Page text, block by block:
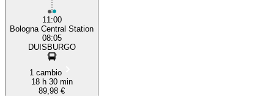
11:00
Bologna Central Station
08:05
DUISBURGO
1 cambio
18 h 30 min
89,98 €